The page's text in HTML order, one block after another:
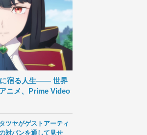
に宿る人生―― 世界
ニメ、Prime Video
ツヤがゲストアーティ
対バンを通して見せ